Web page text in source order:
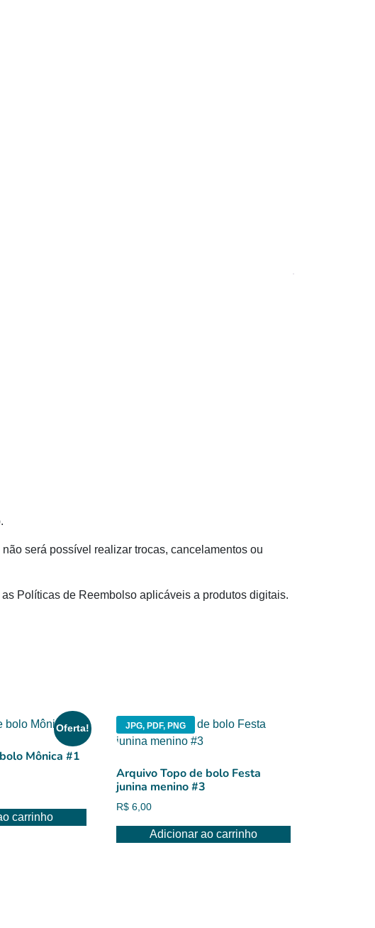
será possível realizar trocas, cancelamentos ou
as Políticas de Reembolso aplicáveis a produtos digitais.
Oferta!
Mônica #1
carrinho
JPG, PDF, PNG
Arquivo Topo de bolo Festa
junina menino #3
R$ 6,00
Adicionar ao carrinho